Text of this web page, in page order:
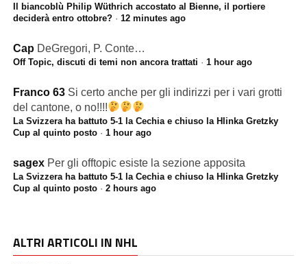
Il biancoblù Philip Wüthrich accostato al Bienne, il portiere
deciderà entro ottobre?· 12 minutes ago
Cap DeGregori, P. Conte…
Off Topic, discuti di temi non ancora trattati · 1 hour ago
Franco 63 Si certo anche per gli indirizzi per i vari grotti
del cantone, o no!!!!
La Svizzera ha battuto 5-1 la Cechia e chiuso la Hlinka Gretzky
Cup al quinto posto· 1 hour ago
sagex Per gli offtopic esiste la sezione apposita
La Svizzera ha battuto 5-1 la Cechia e chiuso la Hlinka Gretzky
Cup al quinto posto· 2 hours ago
ALTRI ARTICOLI IN NHL